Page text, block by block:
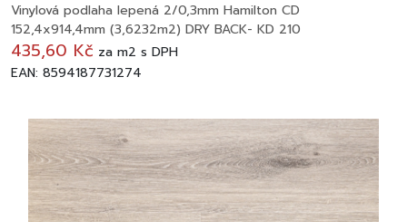
Vinylová podlaha lepená 2/0,3mm Hamilton CD
152,4x914,4mm (3,6232m2) DRY BACK- KD 210
435,60 Kč za m2 s DPH
EAN: 8594187731274